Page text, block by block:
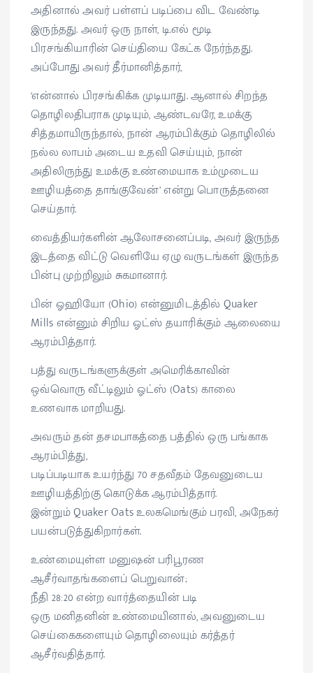
அதினால் அவர் பள்ளப் படிப்பை விட வேண்டி
இருந்தது. அவர் ஒரு நாள், டி.எல் மூடி
பிரசங்கியாரின் செய்தியை கேட்க நேர்ந்தது.
அப்போது அவர் தீர்மானித்தார்,
‘என்னால் பிரசங்கிக்க முடியாது. ஆனால் சிறந்த
தொழிலதிபராக முடியும், ஆண்டவரே, உமக்கு
சித்தமாயிருந்தால், நான் ஆரம்பிக்கும் தொழிலில்
நல்ல லாபம் அடைய உதவி செய்யும், நான்
அதிலிருந்து உமக்கு உண்மையாக உம்முடைய
ஊழியத்தை தாங்குவேன்’ என்று பொருத்தனை
செய்தார்.
வைத்தியர்களின் ஆலோசனைப்படி, அவர் இருந்த
இடத்தை விட்டு வெளியே ஏழு வருடங்கள் இருந்த
பின்பு முற்றிலும் சுகமானார்.
பின் ஓஹியோ (Ohio) என்னுமிடத்தில் Quaker
Mills என்னும் சிறிய ஓட்ஸ் தயாரிக்கும் ஆலையை
ஆரம்பித்தார்.
பத்து வருடங்களுக்குள் அமெரிக்காவின்
ஒவ்வொரு வீட்டிலும் ஓட்ஸ் (Oats) காலை
உணவாக மாறியது.
அவரும் தன் தசமபாகத்தை பத்தில் ஒரு பங்காக
ஆரம்பித்து,
படிப்படியாக உயர்ந்து 70 சதவீதம் தேவனுடைய
ஊழியத்திற்கு கொடுக்க ஆரம்பித்தார்.
இன்றும் Quaker Oats உலகமெங்கும் பரவி, அநேகர்
பயன்படுத்துகிறார்கள்.
உண்மையுள்ள மனுஷன் பரிபூரண
ஆசீர்வாதங்களைப் பெறுவான்;
நீதி 28:20 என்ற வார்த்தையின் படி
ஒரு மனிதனின் உண்மையினால், அவனுடைய
செய்கைகளையும் தொழிலையும் கர்த்தர்
ஆசீர்வதித்தார்.